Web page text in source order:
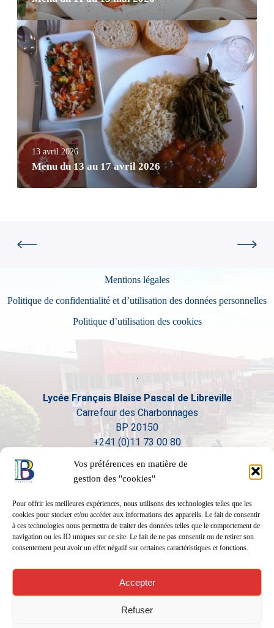
Vos préférences en matière de
gestion des "cookies"
Pour offrir les meilleures expériences, nous utilisons des technologies telles que les
cookies pour stocker et/ou accéder aux informations des appareils. Le fait de consentir
à ces technologies nous permettra de traiter des données telles que le comportement de
navigation ou les ID uniques sur ce site. Le fait de ne pas consentir ou de retirer son
consentement peut avoir un effet négatif sur certaines caractéristiques et fonctions.
Accepter
Refuser
13 avril 2026
Menu du 13 au 17 avril 2026
Mentions légales
Politique de confidentialité et d’utilisation des données personnelles
Politique d’utilisation des cookies
Lycée Français Blaise Pascal de Libreville
Carrefour des Charbonnages
BP 20150
+241 (0)11 73 00 80